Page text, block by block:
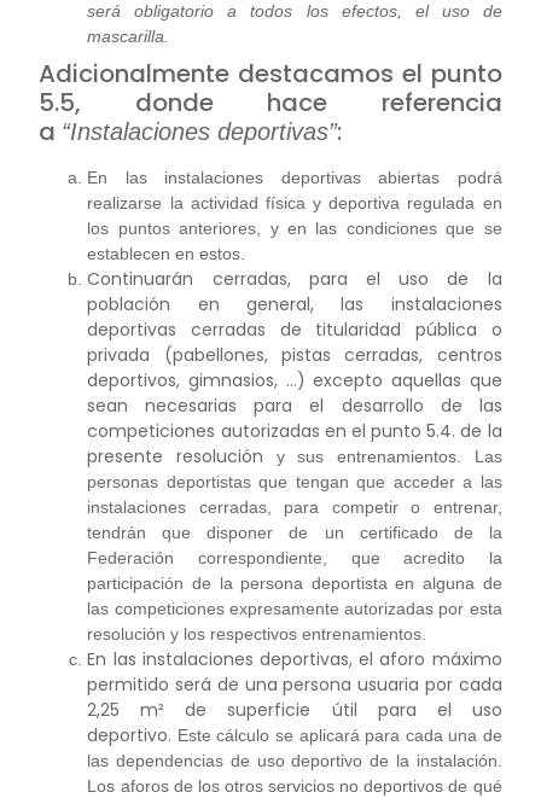
será obligatorio a todos los efectos, el uso de
mascarilla.
Adicionalmente destacamos el punto
5.5, donde hace referencia
a “Instalaciones deportivas”:
En las instalaciones deportivas abiertas podrá
realizarse la actividad física y deportiva regulada en
los puntos anteriores, y en las condiciones que se
establecen en estos.
Continuarán cerradas, para el uso de la
población en general, las instalaciones
deportivas cerradas de titularidad pública o
privada (pabellones, pistas cerradas, centros
deportivos, gimnasios, …) excepto aquellas que
sean necesarias para el desarrollo de las
competiciones autorizadas en el punto 5.4. de la
presente resolución y sus entrenamientos. Las
personas deportistas que tengan que acceder a las
instalaciones cerradas, para competir o entrenar,
tendrán que disponer de un certificado de la
Federación correspondiente, que acredito la
participación de la persona deportista en alguna de
las competiciones expresamente autorizadas por esta
resolución y los respectivos entrenamientos.
En las instalaciones deportivas, el aforo máximo
permitido será de una persona usuaria por cada
2,25 m² de superficie útil para el uso
deportivo. Este cálculo se aplicará para cada una de
las dependencias de uso deportivo de la instalación.
Los aforos de los otros servicios no deportivos de qué